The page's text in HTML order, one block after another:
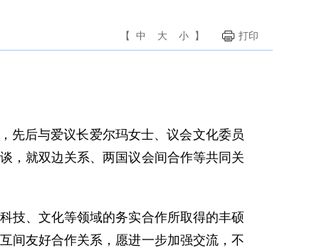
【 中 大 小 】 打印
后与爱议长爱尔玛女士、议会文化委员
，就双边关系、两国议会间合作等共同关
、文化等领域的务实合作所取得的丰硕
间友好合作关系，愿进一步加强交流，不